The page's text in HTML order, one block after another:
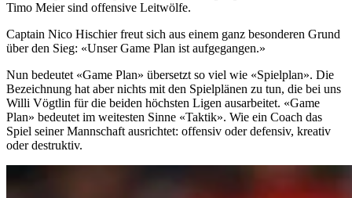
Timo Meier sind offensive Leitwölfe.
Captain Nico Hischier freut sich aus einem ganz besonderen Grund
über den Sieg: «Unser Game Plan ist aufgegangen.»
Nun bedeutet «Game Plan» übersetzt so viel wie «Spielplan». Die
Bezeichnung hat aber nichts mit den Spielplänen zu tun, die bei uns
Willi Vögtlin für die beiden höchsten Ligen ausarbeitet. «Game
Plan» bedeutet im weitesten Sinne «Taktik». Wie ein Coach das
Spiel seiner Mannschaft ausrichtet: offensiv oder defensiv, kreativ
oder destruktiv.